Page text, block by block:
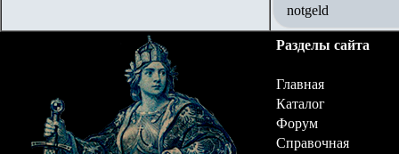
notgeld
Разделы сайта
Главная
Каталог
Форум
Справочная